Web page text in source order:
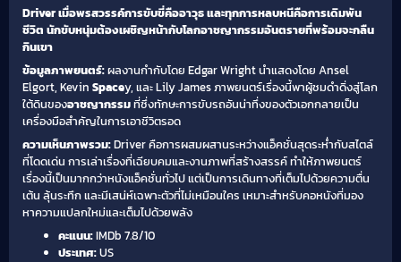
Driverเมื่อพรสวรรค์การขับขี่คืออาวุธ และทุกการหลบหนีคือการเดิมพัน
ชีวิต นักขับหนุ่มต้องเผชิญหน้ากับโลกอาชญากรรมอันตรายที่พร้อมจะกลืน
กินเขา
ข้อมูลภาพยนตร์:ผลงานกำกับโดย Edgar Wright นำแสดงโดย Ansel
Elgort, Kevin Spacey, และ Lily James ภาพยนตร์เรื่องนี้พาผู้ชมดำดิ่งสู่โลก
ใต้ดินของอาชญากรรมที่ซึ่งทักษะการขับรถอันน่าทึ่งของตัวเอกกลายเป็น
เครื่องมือสำคัญในการเอาชีวิตรอด
ความเห็นภาพรวม:Driver คือการผสมผสานระหว่างแอ็คชั่นสุดระห่ำกับสไตล์
ที่โดดเด่น การเล่าเรื่องที่เฉียบคมและงานภาพที่สร้างสรรค์ ทำให้ภาพยนตร์
เรื่องนี้เป็นมากกว่าหนังแอ็คชั่นทั่วไป แต่เป็นการเดินทางที่เต็มไปด้วยความตื่น
เต้น ลุ้นระทึก และมีเสน่ห์เฉพาะตัวที่ไม่เหมือนใคร เหมาะสำหรับคอหนังที่มอง
หาความแปลกใหม่และเต็มไปด้วยพลัง
คะแนน:IMDb 7.8/10
ประเทศ:US